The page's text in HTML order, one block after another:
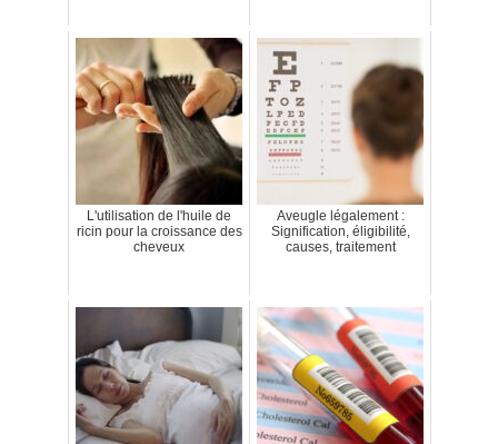
L'utilisation de l'huile de
ricin pour la croissance des
cheveux
Aveugle légalement :
Signification, éligibilité,
causes, traitement